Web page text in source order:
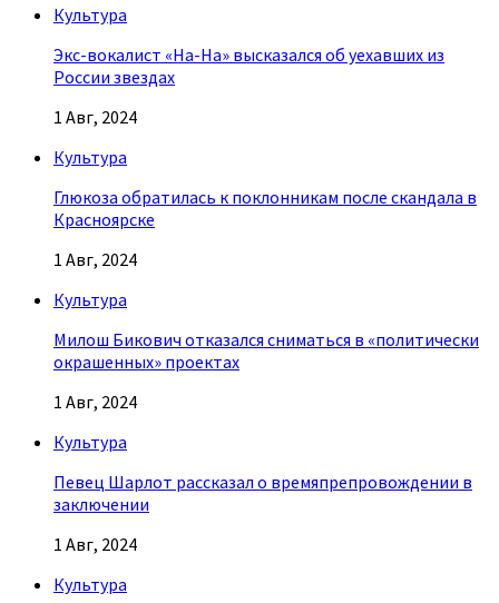
Культура
Экс-вокалист «На-На» высказался об уехавших из
России звездах
1 Авг, 2024
Культура
Глюкоза обратилась к поклонникам после скандала в
Красноярске
1 Авг, 2024
Культура
Милош Бикович отказался сниматься в «политически
окрашенных» проектах
1 Авг, 2024
Культура
Певец Шарлот рассказал о времяпрепровождении в
заключении
1 Авг, 2024
Культура